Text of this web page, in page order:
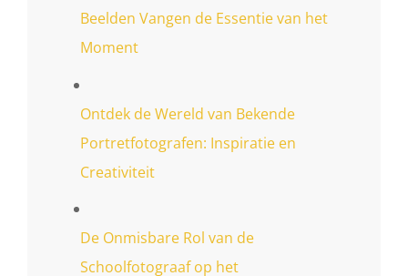
Beelden Vangen de Essentie van het
Moment
Ontdek de Wereld van Bekende
Portretfotografen: Inspiratie en
Creativiteit
De Onmisbare Rol van de
Schoolfotograaf op het